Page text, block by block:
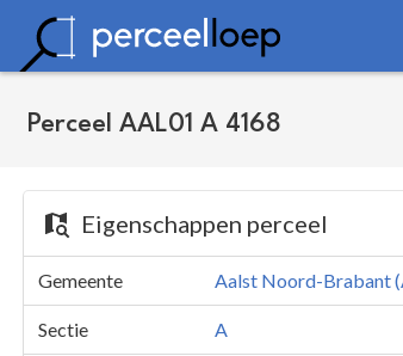
Perceel AAL01 A 4168
Eigenschappen perceel
Gemeente Aalst Noord-Brabant
Sectie A